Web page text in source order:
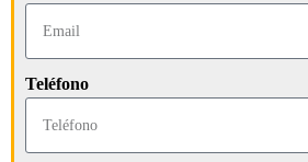
Teléfono